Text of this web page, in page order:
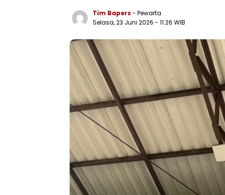
Tim Bapers- Pewarta
Selasa, 23 Juni 2026 - 11:26 WIB